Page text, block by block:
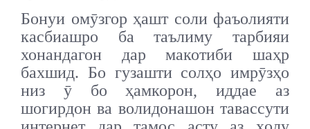
Бонуи омӯзгор ҳашт соли фаъолияти
касбиашро ба таълиму тарбияи
хонандагон дар макотиби шаҳр
бахшид. Бо гузашти солҳо имрӯзҳо
низ ӯ бо ҳамкорон, иддае аз
шогирдон ва волидонашон тавассути